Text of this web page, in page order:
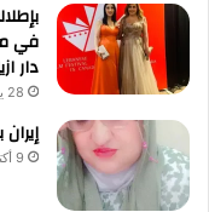
في
دار
28 يونيو، 2023
9 أكتوبر، 2023